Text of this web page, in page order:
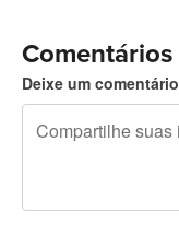
Comentários
Deixe um comentário